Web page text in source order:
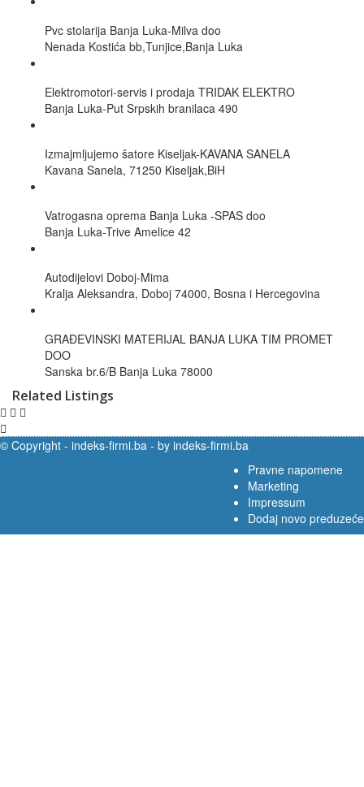
Pvc stolarija Banja Luka-Milva doo
Nenada Kostića bb,Tunjice,Banja Luka
Elektromotori-servis i prodaja TRIDAK ELEKTRO
Banja Luka-Put Srpskih branilaca 490
Izmajmljujemo šatore Kiseljak-KAVANA SANELA
Kavana Sanela, 71250 Kiseljak,BiH
Vatrogasna oprema Banja Luka -SPAS doo
Banja Luka-Trive Amelice 42
Autodijelovi Doboj-Mima
Kralja Aleksandra, Doboj 74000, Bosna i Hercegovina
GRAĐEVINSKI MATERIJAL BANJA LUKA TIM PROMET
DOO
Sanska br.6/B Banja Luka 78000
Related Listings
© Copyright - indeks-firmi.ba - by indeks-firmi.ba
Pravne napomene
Marketing
Impressum
Dodaj novo preduzeće